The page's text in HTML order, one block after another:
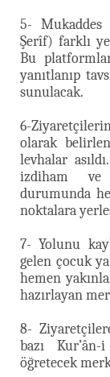
5- Mukaddes
Şerîf) farklı
Bu
yanıtlanıp
sunulacak.
6-
olarak
levhalar
izdiham ve
durumunda
noktalara
7- Yolunu
gelen çocuk
hemen
hazırlayan
8-
bazı
öğretecek